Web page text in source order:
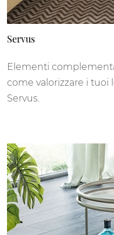
Servus
Elementi
come valorizzare i
Servus.